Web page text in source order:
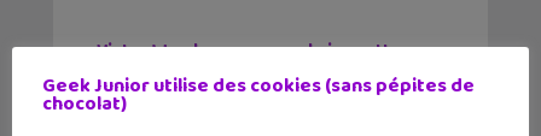
Victor Wembanyama sur la jaquette
mondiale de NBA 2K27 !
Geek Junior utilise des cookies (sans pépites de
chocolat)